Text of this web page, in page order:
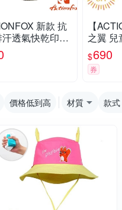
新款 抗
透氣快乾印花
UPF50+.遮陽
帽.軍帽_夾花
【
之翼 兒
V透氣
中盤帽.
799 螢
$690
券
價格低到高 材質 款式